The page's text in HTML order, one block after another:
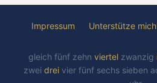
Impressum Unterstütze
gleich fünf zehn viertel zwanzig
zwei drei vier fünf sechs sieben